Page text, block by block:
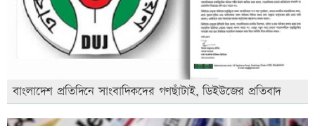
বাংলাদেশ প্রতিদিনে সাংবাদিকদের গণছাঁটাই, ডিইউজের প্রতিবাদ